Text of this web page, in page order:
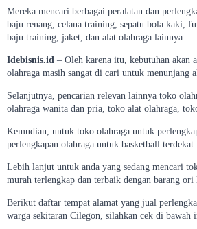
Mereka mencari berbagai peralatan dan
baju renang, celana training, sepatu bola kaki,
baju training, jaket, dan alat olahraga lainnya.
Idebisnis.id – Oleh karena itu, kebutuhan akan
olahraga masih sangat di cari untuk menunjang
Selanjutnya, pencarian relevan lainnya toko
olahraga wanita dan pria, toko alat olahraga,
Kemudian, untuk toko olahraga untuk
perlengkapan olahraga untuk basketball terdekat.
Lebih lanjut untuk anda yang sedang mencari
murah terlengkap dan terbaik dengan barang
Berikut daftar tempat alamat yang jual
warga sekitaran Cilegon, silahkan cek di bawah